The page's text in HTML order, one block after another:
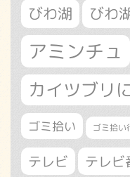
びわ湖 びわ
アミンチュ
カイツブリ
ゴミ拾い ゴミ拾い
テレビ テレビ